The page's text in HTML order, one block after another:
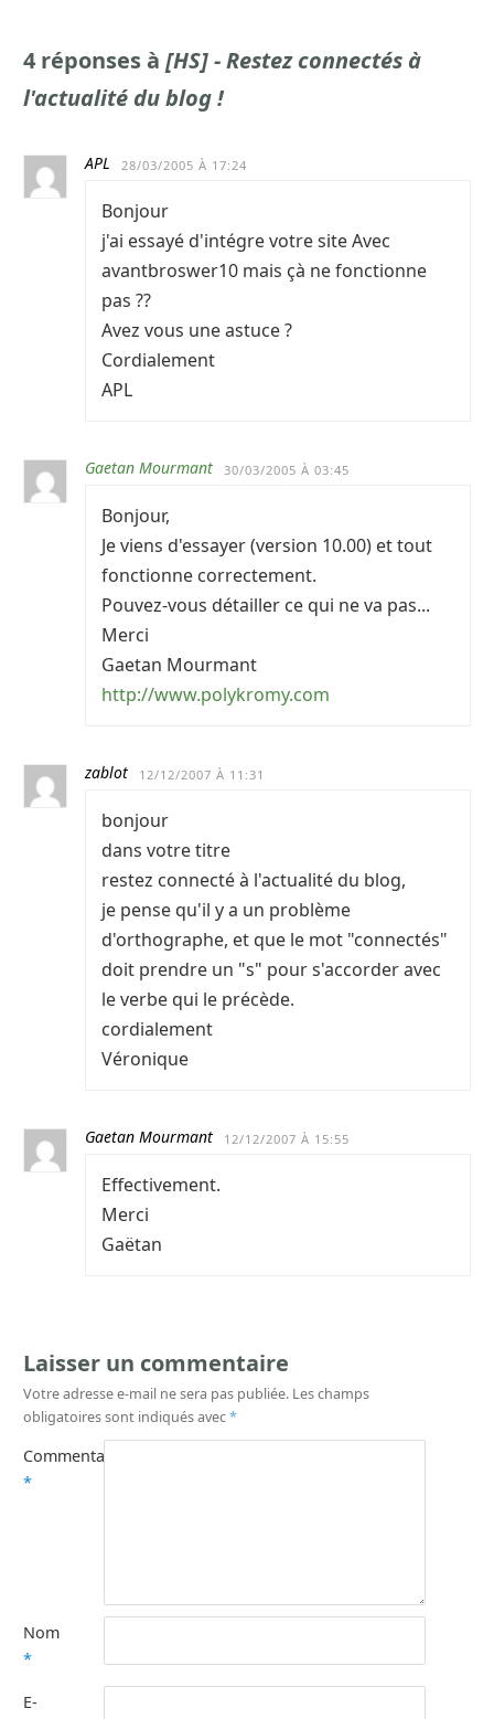
4 réponses à [HS] - Restez connectés à
l'actualité du blog !
APL 28/03/2005 À 17:24
Bonjour
j'ai essayé d'intégre votre site Avec
avantbroswer10 mais çà ne fonctionne
pas ??
Avez vous une astuce ?
Cordialement
APL
Gaetan Mourmant 30/03/2005 À 03:45
Bonjour,
Je viens d'essayer (version 10.00) et tout
fonctionne correctement.
Pouvez-vous détailler ce qui ne va pas...
Merci
Gaetan Mourmant
http://www.polykromy.com
zablot 12/12/2007 À 11:31
bonjour
dans votre titre
restez connecté à l'actualité du blog,
je pense qu'il y a un problème
d'orthographe, et que le mot "connectés"
doit prendre un "s" pour s'accorder avec
le verbe qui le précède.
cordialement
Véronique
Gaetan Mourmant 12/12/2007 À 15:55
Effectivement.
Merci
Gaëtan
Laisser un commentaire
Votre adresse e-mail ne sera pas publiée. Les champs
obligatoires sont indiqués avec*
Commentaire
*
Nom
*
E-